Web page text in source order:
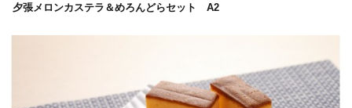
夕張メロンカステラ＆めろんどらセット A2